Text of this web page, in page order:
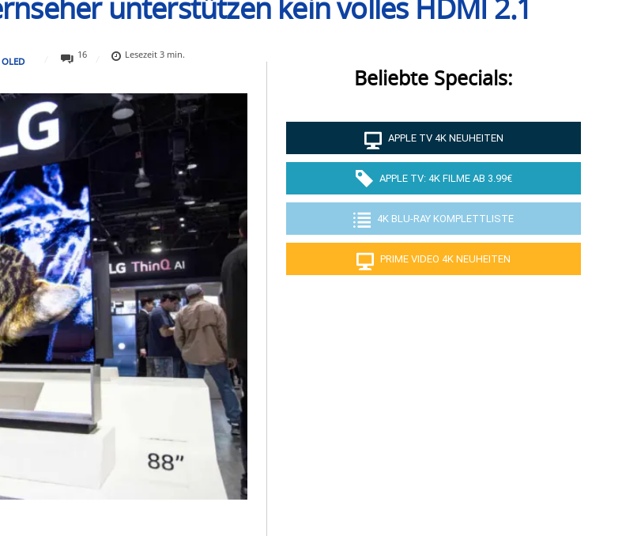
unterstützen kein volles HDMI 2.1
OLED
16 Lesezeit3 min.
Beliebte Specials:
APPLE TV 4K NEUHEITEN
APPLE TV: 4K FILME AB 3.99€
4K BLU-RAY KOMPLETTLISTE
PRIME VIDEO 4K NEUHEITEN